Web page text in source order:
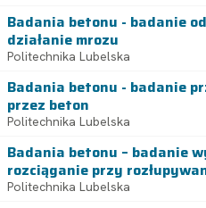
Badania betonu - badanie
działanie mrozu
Politechnika Lubelska
Badania betonu - badanie
przez beton
Politechnika Lubelska
Badania betonu – badanie
rozciąganie przy
Politechnika Lubelska